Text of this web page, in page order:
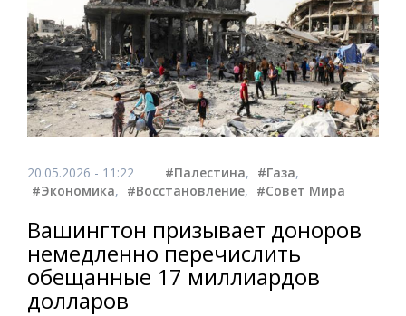
20.05.2026 - 11:22 #Палестина, #Газа,
#Экономика, #Восстановление, #Совет Мира
Вашингтон призывает доноров
немедленно перечислить
обещанные 17 миллиардов
долларов